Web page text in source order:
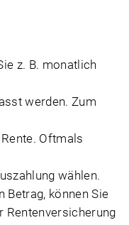
z. B. monatlich
werden. Zum
Oftmals
wählen.
Betrag, können Sie
Rentenversicherung